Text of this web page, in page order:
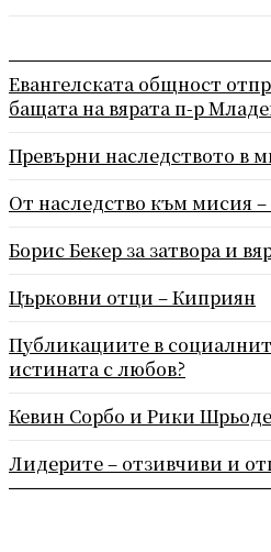
Евангелската общност
бащата на вярата п-р
Превърни наследството в
От наследство към мисия –
Борис Бекер за затвора и
Църковни отци – Киприян
Публикациите в
истината с любов?
Кевин Сорбо и Рики
Лидерите – отзивчиви и